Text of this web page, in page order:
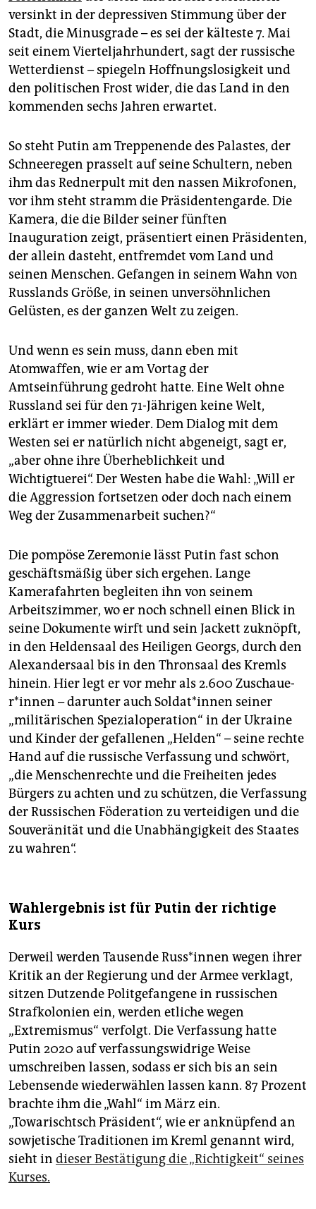
versinkt in der depressiven Stimmung über der
Stadt, die Minusgrade – es sei der kälteste 7. Mai
seit einem Vierteljahrhundert, sagt der russische
Wetterdienst – spiegeln Hoffnungslosigkeit und
den politischen Frost wider, die das Land in den
kommenden sechs Jahren erwartet.
So steht Putin am Treppen­ende des Palastes, der
Schneeregen prasselt auf seine Schultern, neben
ihm das Rednerpult mit den nassen Mikrofonen,
vor ihm steht stramm die Präsidentengarde. Die
Kamera, die die Bilder seiner fünften
Inauguration zeigt, präsentiert einen Präsidenten,
der allein dasteht, entfremdet vom Land und
seinen Menschen. Gefangen in seinem Wahn von
Russlands Größe, in seinen unversöhnlichen
Gelüsten, es der ganzen Welt zu zeigen.
Und wenn es sein muss, dann eben mit
Atomwaffen, wie er am Vortag der
Amtseinführung gedroht hatte. Eine Welt ohne
Russland sei für den 71-Jährigen keine Welt,
erklärt er immer wieder. Dem Dialog mit dem
Westen sei er natürlich nicht abgeneigt, sagt er,
„aber ohne ihre Überheblichkeit und
Wichtigtuerei“. Der Westen habe die Wahl: „Will er
die Aggression fortsetzen oder doch nach einem
Weg der Zusammenarbeit suchen?“
Die pompöse Zeremonie lässt Putin fast schon
geschäftsmäßig über sich ergehen. Lange
Kamerafahrten begleiten ihn von seinem
Arbeitszimmer, wo er noch schnell einen Blick in
seine Dokumente wirft und sein Jackett zuknöpft,
in den Heldensaal des Heiligen Georgs, durch den
Alexandersaal bis in den Thronsaal des Kremls
hinein. Hier legt er vor mehr als 2.600 Zu­schaue­
r*in­nen – darunter auch Sol­da­t*in­nen seiner
„militärischen Spezialoperation“ in der Ukraine
und Kinder der gefallenen „Helden“ – seine rechte
Hand auf die russische Verfassung und schwört,
„die Menschenrechte und die Freiheiten jedes
Bürgers zu achten und zu schützen, die Verfassung
der Russischen Föderation zu verteidigen und die
Souveränität und die Unabhängigkeit des Staates
zu wahren“.
Wahlergebnis ist für Putin der richtige
Kurs
Derweil werden Tausende Rus­s*in­nen wegen ihrer
Kritik an der Regierung und der Armee verklagt,
sitzen Dutzende Politgefangene in russischen
Strafkolonien ein, werden etliche wegen
„Extremismus“ verfolgt. Die Verfassung hatte
Putin 2020 auf verfassungswidrige Weise
umschreiben lassen, sodass er sich bis an sein
Lebensende wiederwählen lassen kann. 87 Prozent
brachte ihm die „Wahl“ im März ein.
„Towarischtsch Präsident“, wie er anknüpfend an
sowjetische Traditionen im Kreml genannt wird,
sieht in dieser Bestätigung die „Richtigkeit“ seines
Kurses.